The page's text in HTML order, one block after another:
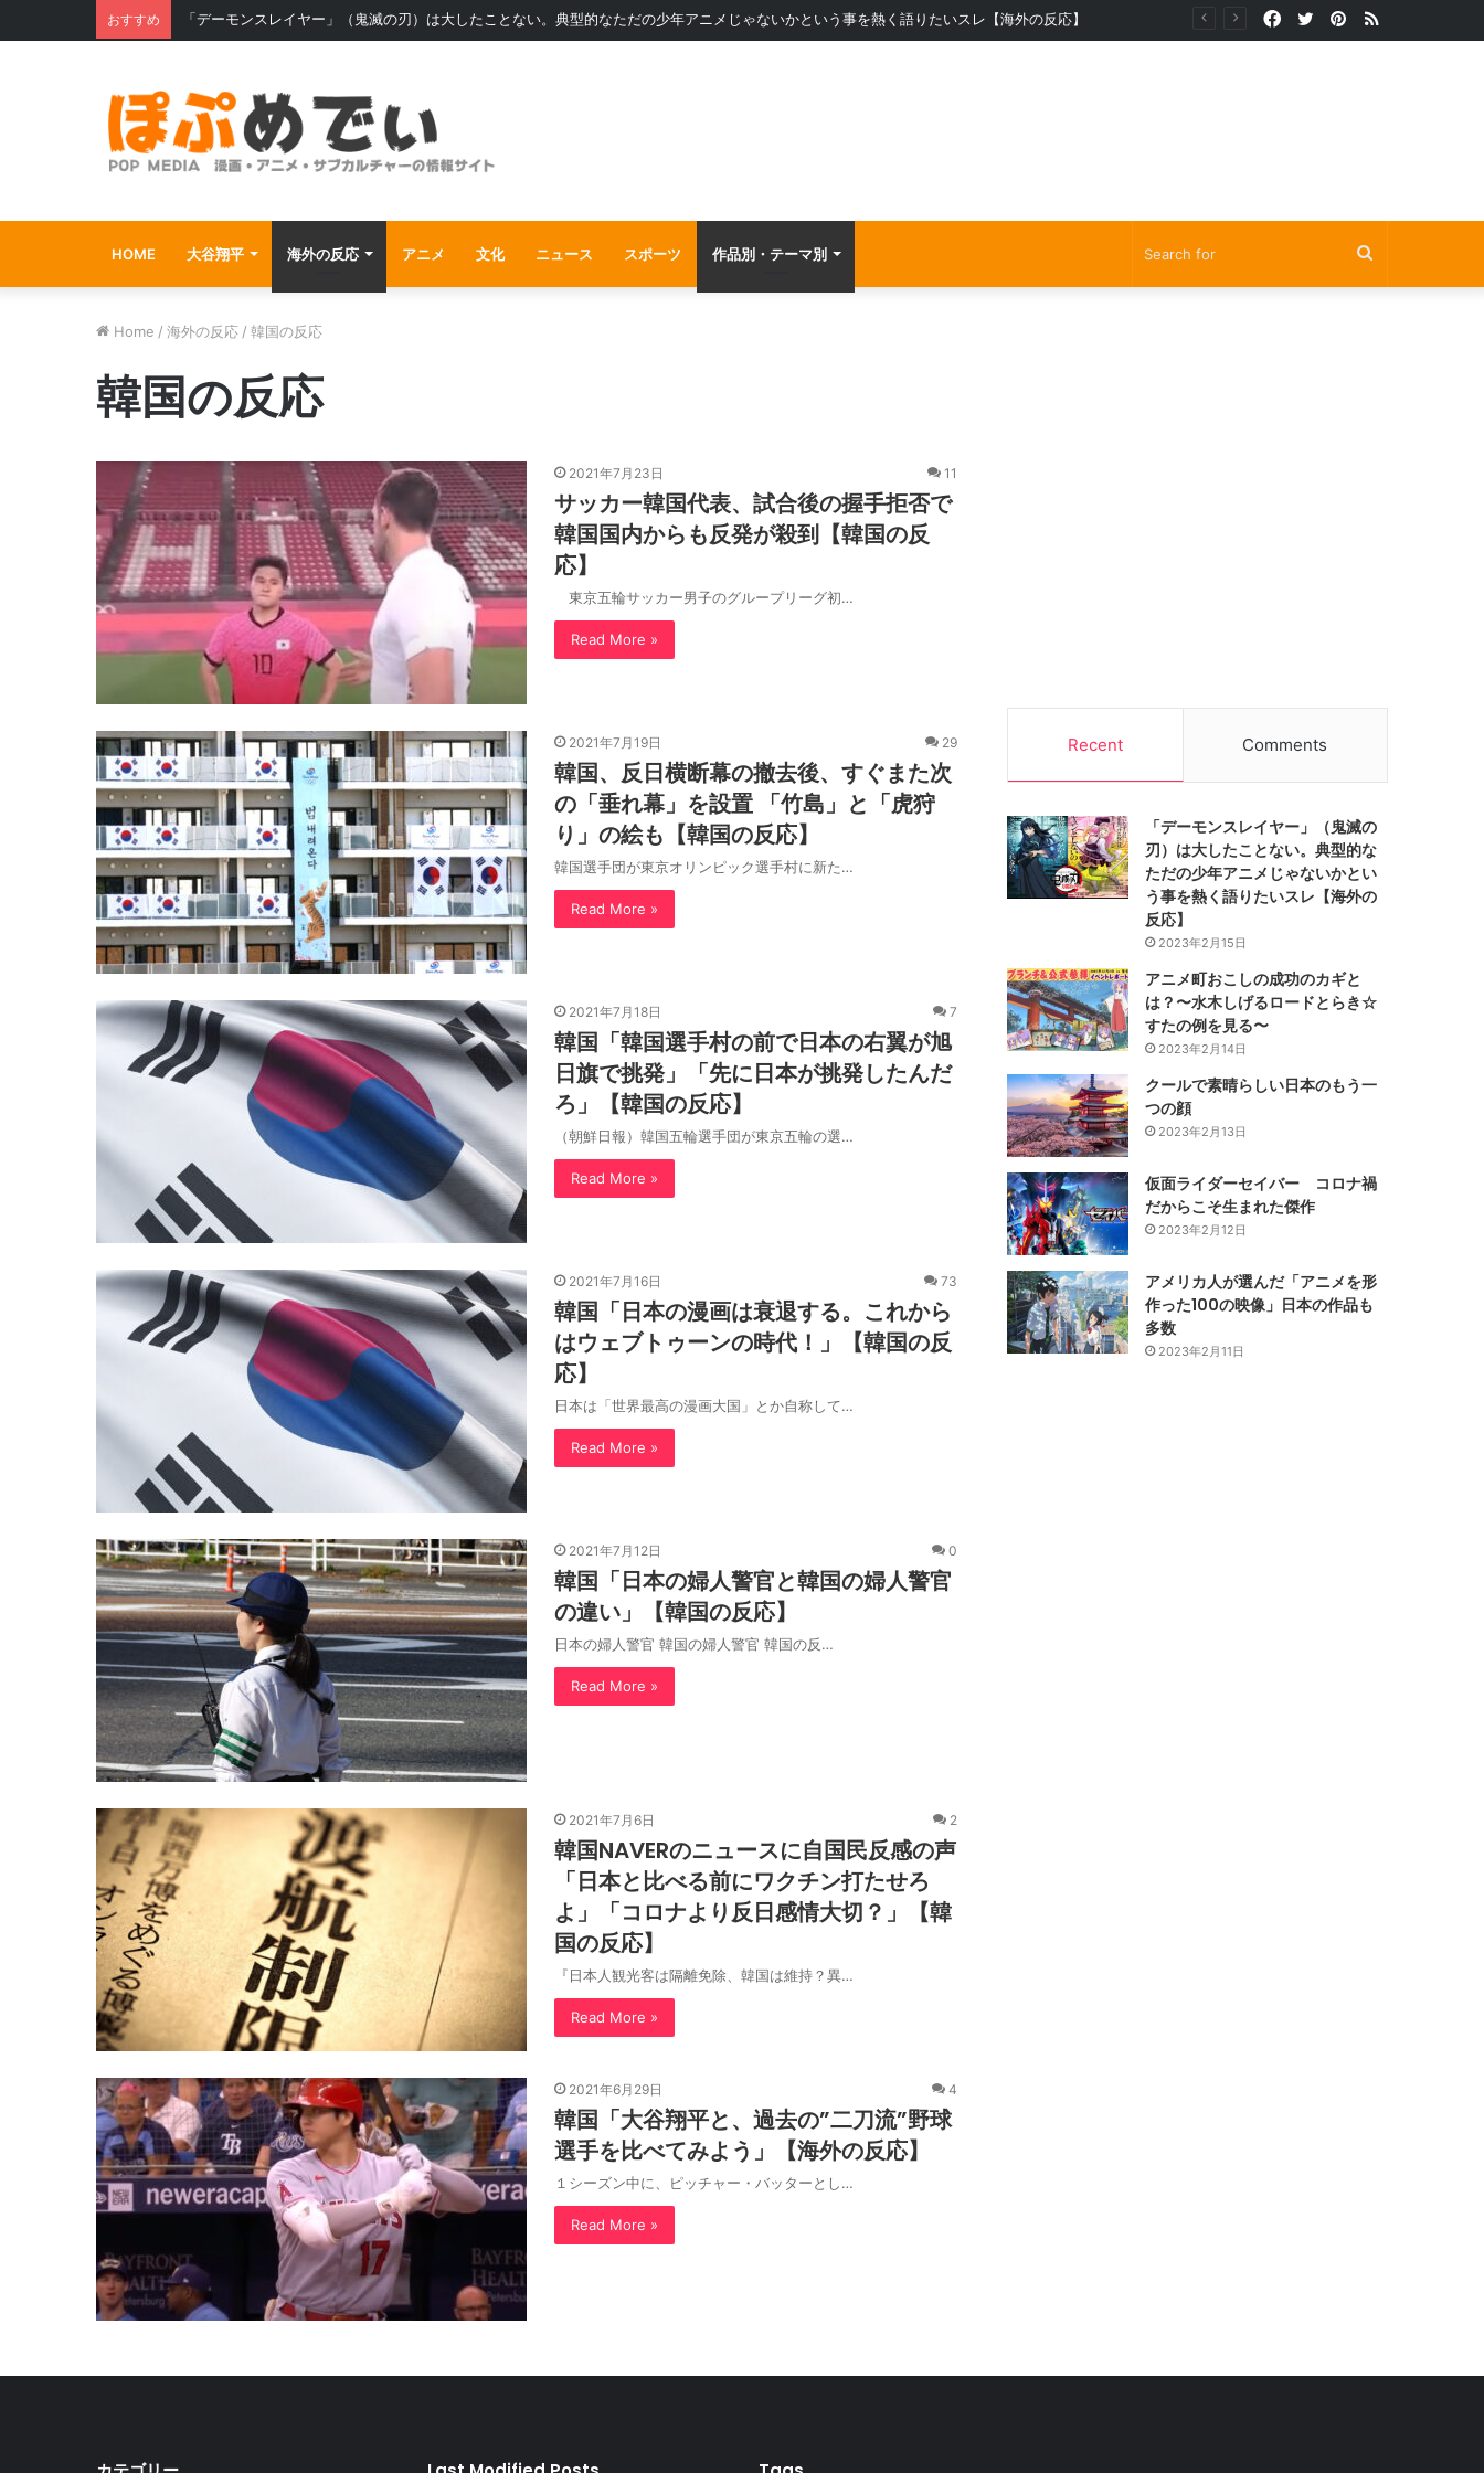
おすすめ 「デーモンスレイヤー」（鬼滅の刃）は大したことない。典型的なただの少年アニメじゃないかという事を熱く語りたいスレ【海外の反応】 RSS
Pinterest
Twitter
Facebook
HOME 大谷翔平 海外の反応 アニメ 文化 ニュース スポーツ 作品別・テーマ別
Home / 海外の反応 / 韓国の反応
韓国の反応
2021年7月23日 11
サッカー韓国代表、試合後の握手拒否で
韓国国内からも反発が殺到【韓国の反
応】
東京五輪サッカー男子のグループリーグ初…
Read More »
2021年7月19日 29
韓国、反日横断幕の撤去後、すぐまた次
の「垂れ幕」を設置 「竹島」と「虎狩
り」の絵も【韓国の反応】
韓国選手団が東京オリンピック選手村に新た…
Read More »
2021年7月18日 7
韓国「韓国選手村の前で日本の右翼が旭
日旗で挑発」「先に日本が挑発したんだ
ろ」【韓国の反応】
（朝鮮日報）韓国五輪選手団が東京五輪の選…
Read More »
2021年7月16日 73
韓国「日本の漫画は衰退する。これから
はウェブトゥーンの時代！」【韓国の反
応】
日本は「世界最高の漫画大国」とか自称して…
Read More »
2021年7月12日 0
韓国「日本の婦人警官と韓国の婦人警官
の違い」【韓国の反応】
日本の婦人警官 韓国の婦人警官 韓国の反…
Read More »
2021年7月6日 2
韓国NAVERのニュースに自国民反感の声
「日本と比べる前にワクチン打たせろ
よ」「コロナより反日感情大切？」【韓
国の反応】
『日本人観光客は隔離免除、韓国は維持？異…
Read More »
2021年6月29日 4
韓国「大谷翔平と、過去の”二刀流”野球
選手を比べてみよう」【海外の反応】
１シーズン中に、ピッチャー・バッターとし…
Read More »
Recent Comments
「デーモンスレイヤー」（鬼滅の
刃）は大したことない。典型的な
ただの少年アニメじゃないかとい
う事を熱く語りたいスレ【海外の
反応】
2023年2月15日
アニメ町おこしの成功のカギと
は？〜水木しげるロードとらき☆
すたの例を見る〜
2023年2月14日
クールで素晴らしい日本のもう一
つの顔
2023年2月13日
仮面ライダーセイバー コロナ禍
だからこそ生まれた傑作
2023年2月12日
アメリカ人が選んだ「アニメを形
作った100の映像」日本の作品も
多数
2023年2月11日